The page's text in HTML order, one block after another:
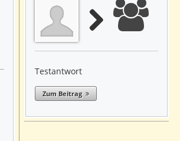
Testantwort
Zum Beitrag